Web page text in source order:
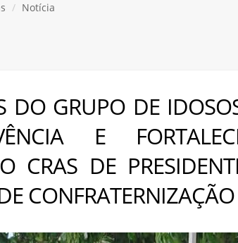
Notícia
DO GRUPO DE
E
CRAS DE
CONFRATERNIZAÇÃO